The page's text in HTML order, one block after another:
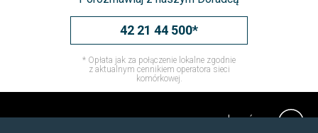
42 21 44 500*
* Opłata jak za połączenie lokalne zgodnie
z aktualnym cennikiem operatora sieci
komórkowej.
do góry